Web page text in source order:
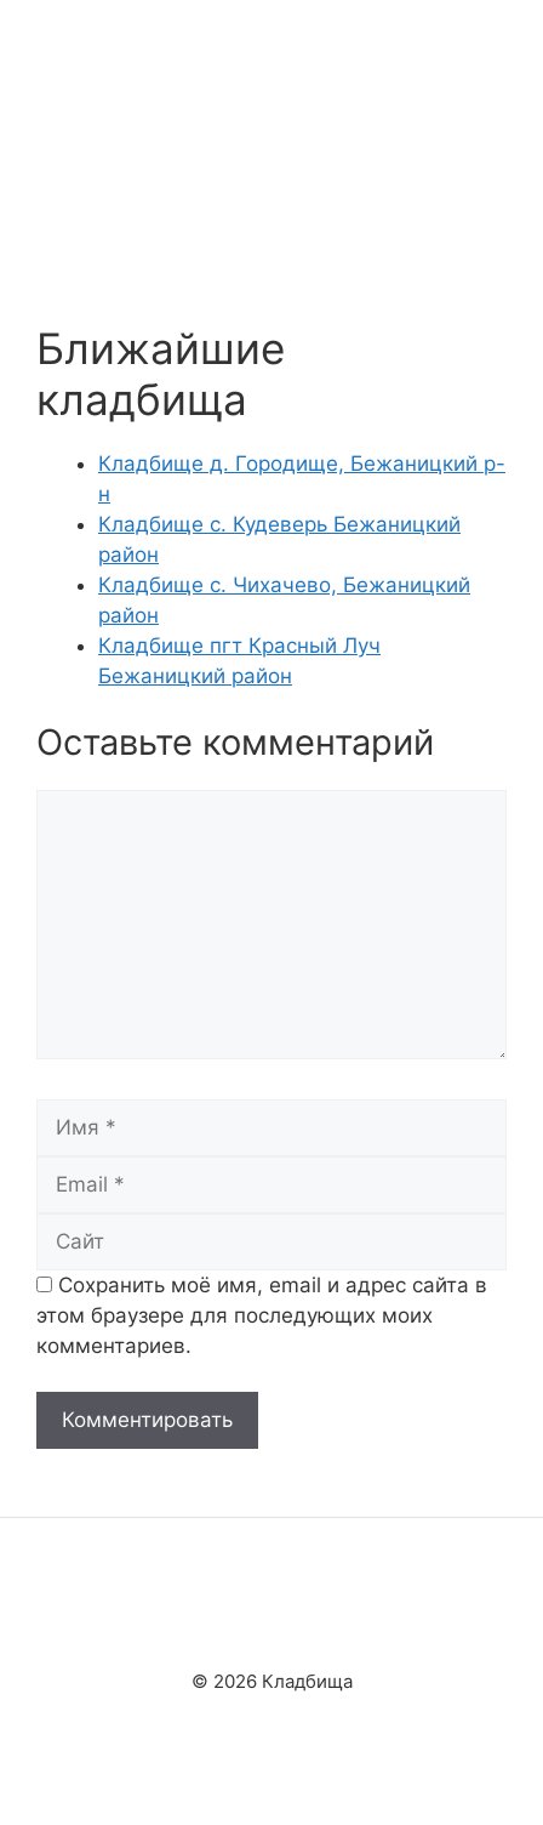
Ближайшие
кладбища
Кладбище д. Городище, Бежаницкий р-
н
Кладбище с. Кудеверь Бежаницкий
район
Кладбище с. Чихачево, Бежаницкий
район
Кладбище пгт Красный Луч
Бежаницкий район
Оставьте комментарий
Сохранить моё имя, email и адрес сайта в
этом браузере для последующих моих
комментариев.
© 2026 Кладбища